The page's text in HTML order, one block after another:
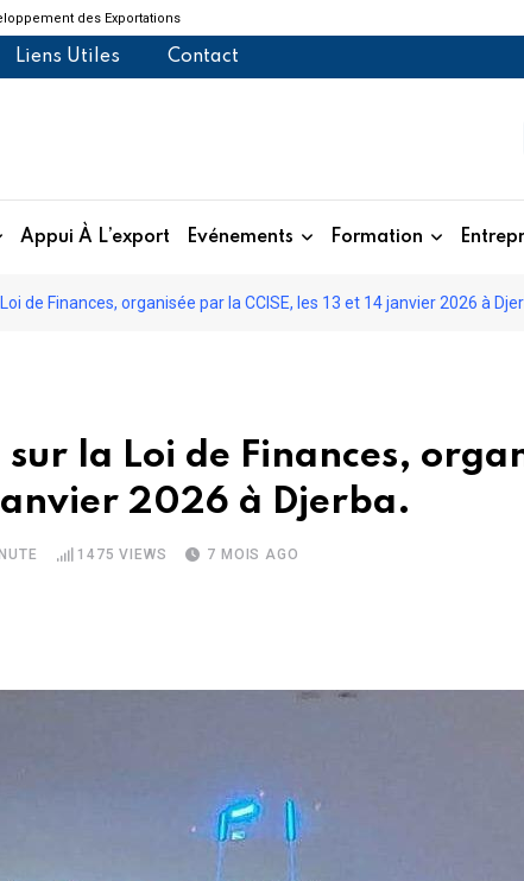
des Exportations
Liens Utiles Contact
Appui À L’export Evénements Formation
de Finances, organisée par la CCISE, les 13 et 14 janvier 2026 à
la Loi de Finances,
janvier 2026 à Djerba.
1475 VIEWS 7 MOIS AGO